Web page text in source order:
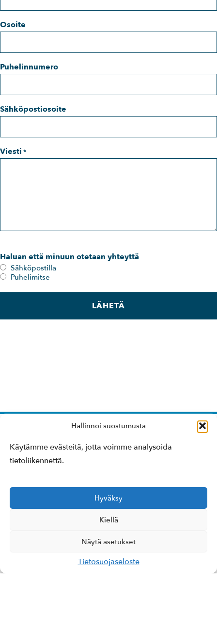
Hallinnoi suostumusta
Käytämme evästeitä, jotta voimme analysoida
tietoliikennettä.
Hyväksy
Kiellä
Näytä asetukset
Tietosuojaseloste
Osoite
Puhelinnumero
Sähköpostiosoite
Viesti *
Haluan että minuun otetaan yhteyttä
Sähköpostilla
Puhelimitse
Kauppakatu 31 L1, 87100 Kajaani